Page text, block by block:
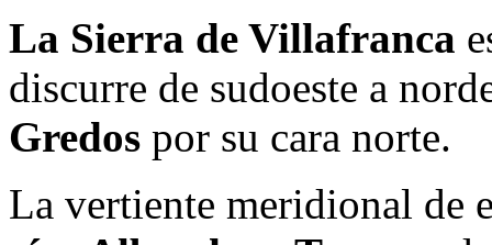
La Sierra de Villafranca
discurre de sudoeste a
Gredos por su cara norte.
La vertiente meridional de